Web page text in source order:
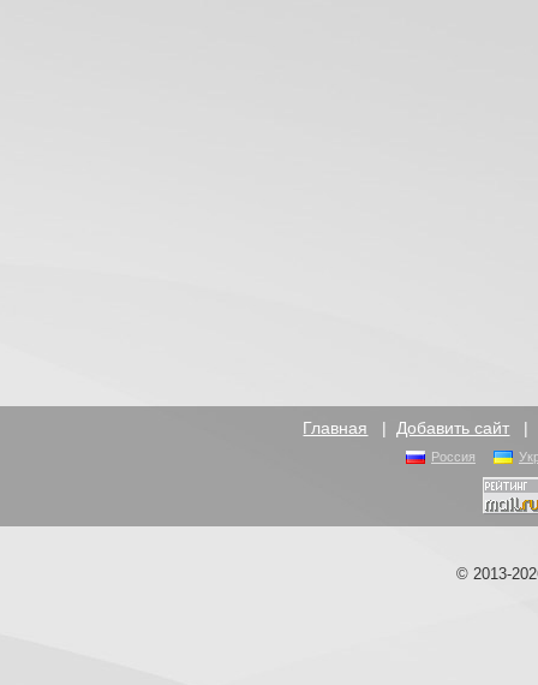
Главная | Добавить сайт |
Россия
© 2013-